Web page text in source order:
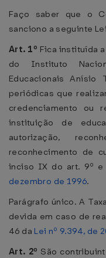
Faço saber que o
sanciono a seguinte
Art. 1º Fica instituída
do Instituto
Educacionais Anísio
periódicas que
credenciamento ou
instituição de
autorização,
reconhecimento de
inciso IX do art. 9º e
dezembro de 1996.
Parágrafo único. A
devida em caso de
46 da Lei nº 9.394, de
Art. 2º São